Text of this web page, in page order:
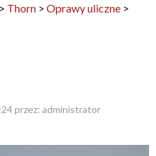
> Thorn > Oprawy uliczne >
przez: administrator